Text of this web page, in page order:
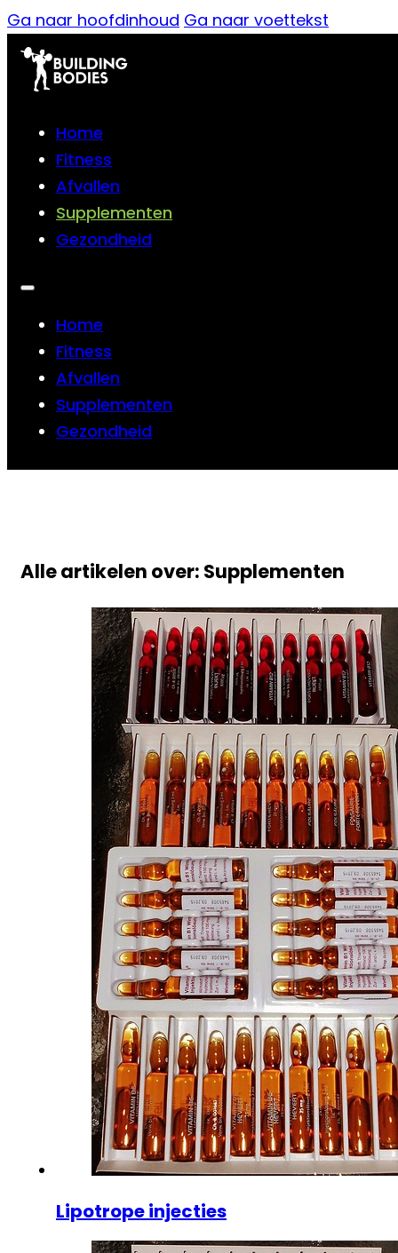
Ga naar hoofdinhoud Ga naar voettekst
Home
Fitness
Afvallen
Supplementen
Gezondheid
Home
Fitness
Afvallen
Supplementen
Gezondheid
Alle artikelen over: Supplementen
Lipotrope injecties